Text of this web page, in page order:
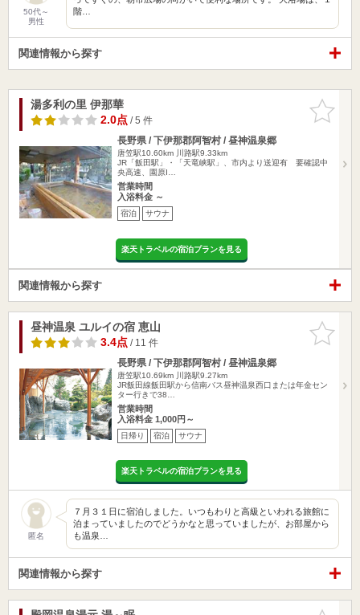
50代～
男性
階…
関連情報から探す
お気に入
りに追加
湯多利の里 伊那華
2.0点/ 5 件
長野県 / 下伊那郡阿智村 / 昼神温泉郷
唐笠駅10.60km
川路駅9.33km
JR「飯田駅」・「天竜峡駅」、市内より送迎有 要確認中
央高速、園原I…
営業時間
入浴料金 ～
宿泊 サウナ
楽天トラベルの宿泊プランを見る
関連情報から探す
お気に入
りに追加
昼神温泉 ユルイの宿 恵山
3.4点/ 11 件
長野県 / 下伊那郡阿智村 / 昼神温泉郷
唐笠駅10.69km
川路駅9.27km
JR飯田線飯田駅から信南バス昼神温泉西口または年金セン
ター行きで38…
営業時間
入浴料金 1,000円～
日帰り 宿泊 サウナ
楽天トラベルの宿泊プランを見る
匿名
７月３１日に宿泊しました。いつもわりと高級といわれる旅館に
泊まっていましたのでどうかなと思っていましたが、お部屋から
も温泉…
関連情報から探す